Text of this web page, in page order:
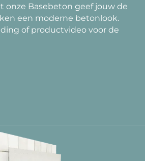
onze Basebeton geef jouw de
een moderne betonlook.
of productvideo voor de